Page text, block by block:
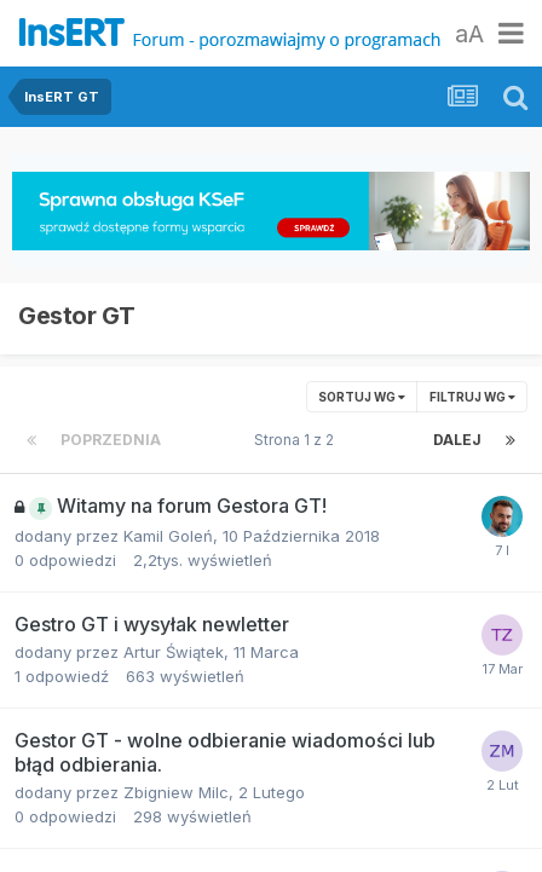
aA
InsERT GT
Gestor GT
SORTUJ WG FILTRUJ WG
POPRZEDNIA DALEJ
Strona 1 z 2
Witamy na forum Gestora GT!
dodany przez Kamil Goleń, 10 Października 2018
0 odpowiedzi 2,2tys. wyświetleń
Gestro GT i wysyłak newletter
dodany przez Artur Świątek, 11 Marca
1 odpowiedź 663 wyświetleń
Gestor GT - wolne odbieranie wiadomości lub
błąd odbierania.
dodany przez Zbigniew Milc, 2 Lutego
0 odpowiedzi 298 wyświetleń